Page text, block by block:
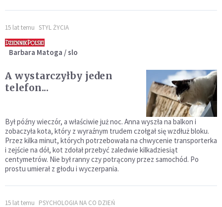
15 lat temu STYL ŻYCIA
Barbara Matoga / slo
A wystarczyłby jeden
telefon...
Był późny wieczór, a właściwie już noc. Anna wyszła na balkon i
zobaczyła kota, który z wyraźnym trudem czołgał się wzdłuż bloku.
Przez kilka minut, których potrzebowała na chwycenie transporterka
i zejście na dół, kot zdołał przebyć zaledwie kilkadziesiąt
centymetrów. Nie był ranny czy potrącony przez samochód. Po
prostu umierał z głodu i wyczerpania.
15 lat temu PSYCHOLOGIA NA CO DZIEŃ